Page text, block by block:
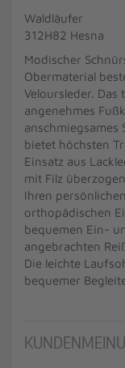
Waldläufer
312H82 Hesna
Modischer
Obermaterial
Veloursleder.
angenehmes
bietet höchsten
Einsatz aus
mit Filz
Ihren
orthopädischen
bequemen Ein-
angebrachten
Die leichte
bequemer